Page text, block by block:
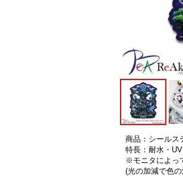
商品：シールス
特長：耐水・
※モニタによっ
(光の加減で色